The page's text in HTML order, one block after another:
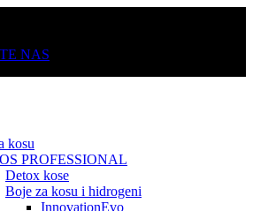
NAS
kosu
PROFESSIONAL
Detox kose
Boje za kosu i hidrogeni
InnovationEvo